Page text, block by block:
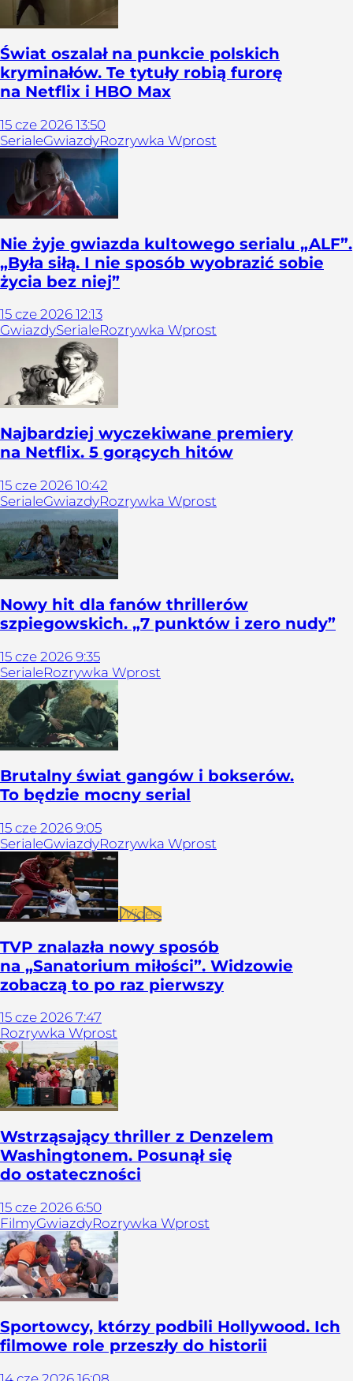
Świat oszalał na punkcie polskich
kryminałów. Te tytuły robią furorę
na Netflix i HBO Max
15 cze 2026 13:50
SerialeGwiazdyRozrywka Wprost
Nie żyje gwiazda kultowego serialu „ALF”.
„Była siłą. I nie sposób wyobrazić sobie
życia bez niej”
15 cze 2026 12:13
GwiazdySerialeRozrywka Wprost
Najbardziej wyczekiwane premiery
na Netflix. 5 gorących hitów
15 cze 2026 10:42
SerialeGwiazdyRozrywka Wprost
Nowy hit dla fanów thrillerów
szpiegowskich. „7 punktów i zero nudy”
15 cze 2026 9:35
SerialeRozrywka Wprost
Brutalny świat gangów i bokserów.
To będzie mocny serial
15 cze 2026 9:05
SerialeGwiazdyRozrywka Wprost
Wideo
TVP znalazła nowy sposób
na „Sanatorium miłości”. Widzowie
zobaczą to po raz pierwszy
15 cze 2026 7:47
Rozrywka Wprost
Wstrząsający thriller z Denzelem
Washingtonem. Posunął się
do ostateczności
15 cze 2026 6:50
FilmyGwiazdyRozrywka Wprost
Sportowcy, którzy podbili Hollywood. Ich
filmowe role przeszły do historii